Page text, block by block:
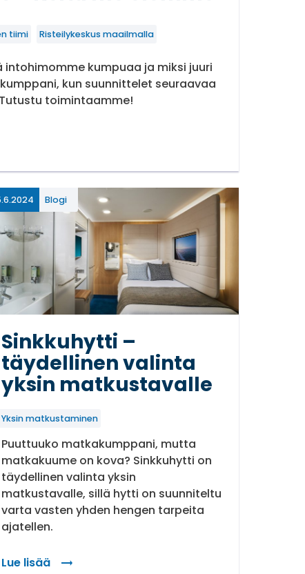
tiimi Risteilykeskus maailmalla
intohimomme kumpuaa ja miksi juuri
kun suunnittelet seuraavaa
toimintaamme!
olemme
Blogi
Sinkkuhytti –
täydellinen valinta
yksin matkustavalle
Yksin matkustaminen
Puuttuuko matkakumppani, mutta
matkakuume on kova? Sinkkuhytti on
täydellinen valinta yksin
matkustavalle, sillä hytti on suunniteltu
varta vasten yhden hengen tarpeita
ajatellen.
Lue lisää
: Sinkkuhytti – täydellinen valinta yksin matkustavalle